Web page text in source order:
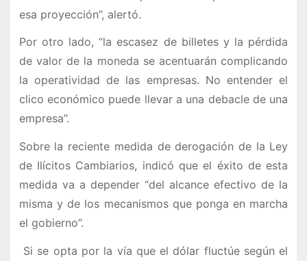
esa proyección”, alertó.
Por otro lado, “la escasez de billetes y la pérdida
de valor de la moneda se acentuarán complicando
la operatividad de las empresas. No entender el
clico económico puede llevar a una debacle de una
empresa”.
Sobre la reciente medida de derogación de la Ley
de Ilícitos Cambiarios, indicó que el éxito de esta
medida va a depender “del alcance efectivo de la
misma y de los mecanismos que ponga en marcha
el gobierno”.
Si se opta por la vía que el dólar fluctúe según el